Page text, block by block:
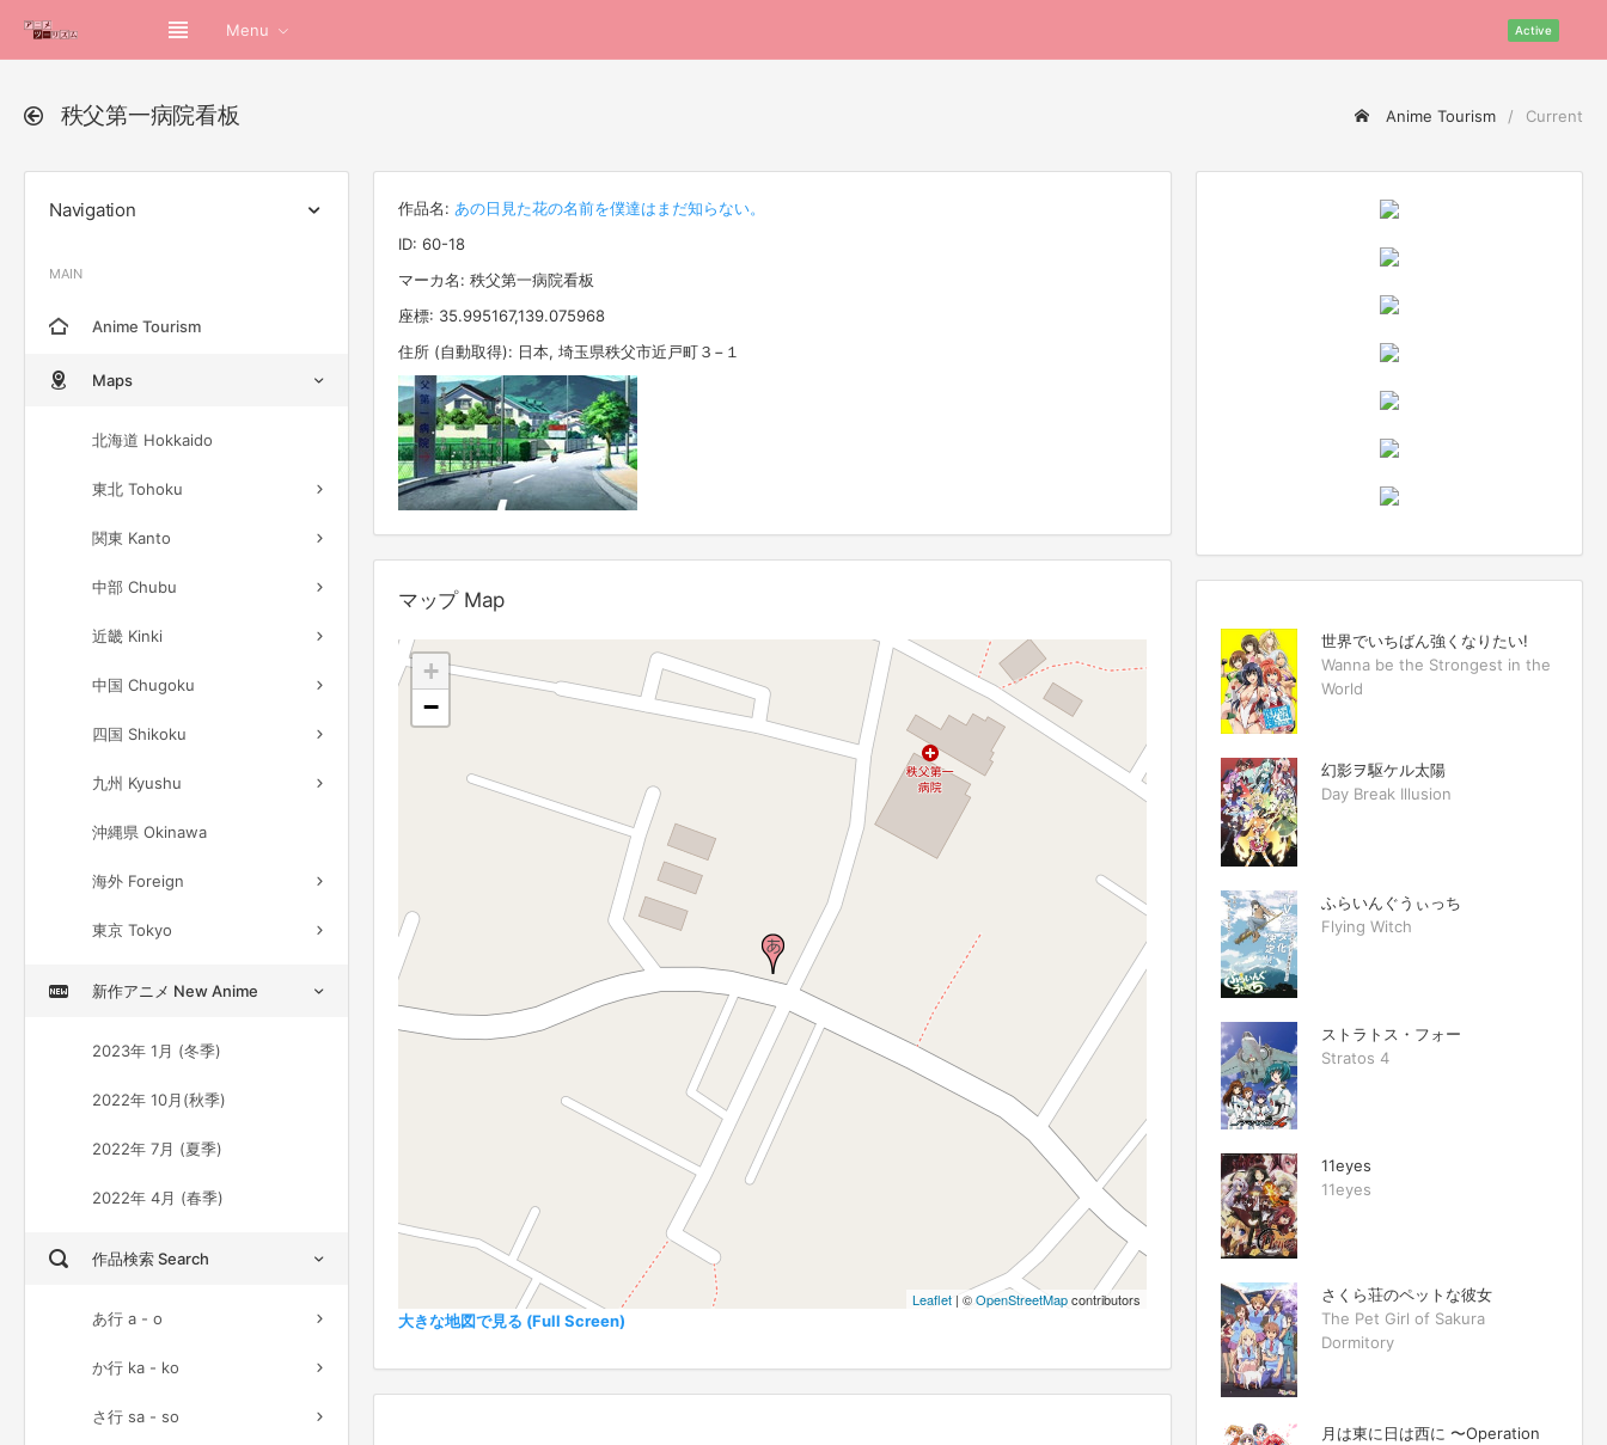
Menu Active
秩父第一病院看板 Anime Tourism Current
Navigation
MAIN
Anime Tourism
Maps
北海道 Hokkaido
東北 Tohoku
関東 Kanto
中部 Chubu
近畿 Kinki
中国 Chugoku
四国 Shikoku
九州 Kyushu
沖縄県 Okinawa
海外 Foreign
東京 Tokyo
新作アニメ New Anime
2023年 1月 (冬季)
2022年 10月(秋季)
2022年 7月 (夏季)
2022年 4月 (春季)
作品検索 Search
あ行 a - o
か行 ka - ko
さ行 sa - so
作品名: あの日見た花の名前を僕達はまだ知らない。
ID: 60-18
マーカ名: 秩父第一病院看板
座標: 35.995167,139.075968
住所 (自動取得): 日本, 埼玉県秩父市近戸町３−１
マップ Map
+
−
Leaflet | ©OpenStreetMapcontributors
大きな地図で見る (Full Screen)
世界でいちばん強くなりたい!
Wanna be the Strongest in the
World
幻影ヲ駆ケル太陽
Day Break Illusion
ふらいんぐうぃっち
Flying Witch
ストラトス・フォー
Stratos 4
11eyes
11eyes
さくら荘のペットな彼女
The Pet Girl of Sakura
Dormitory
月は東に日は西に 〜Operation